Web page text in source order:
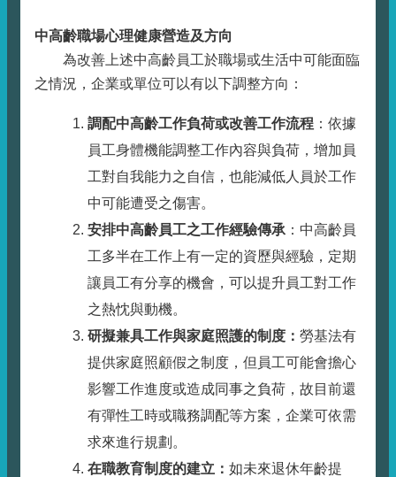
中高齡職場心理健康營造及方向
為改善上述中高齡員工於職場或生活中可能面臨
之情況，企業或單位可以有以下調整方向：
調配中高齡工作負荷或改善工作流程 ：依據
員工身體機能調整工作內容與負荷，增加員
工對自我能力之自信，也能減低人員於工作
中可能遭受之傷害。
安排中高齡員工之工作經驗傳承 ：中高齡員
工多半在工作上有一定的資歷與經驗，定期
讓員工有分享的機會，可以提升員工對工作
之熱忱與動機。
研擬兼具工作與家庭照護的制度： 勞基法有
提供家庭照顧假之制度，但員工可能會擔心
影響工作進度或造成同事之負荷，故目前還
有彈性工時或職務調配等方案，企業可依需
求來進行規劃。
在職教育制度的建立： 如未來退休年齡提